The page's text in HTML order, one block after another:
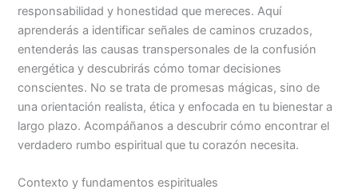
responsabilidad y honestidad que mereces. Aquí
aprenderás a identificar señales de caminos cruzados,
entenderás las causas transpersonales de la confusión
energética y descubrirás cómo tomar decisiones
conscientes. No se trata de promesas mágicas, sino de
una orientación realista, ética y enfocada en tu bienestar a
largo plazo. Acompáñanos a descubrir cómo encontrar el
verdadero rumbo espiritual que tu corazón necesita.
Contexto y fundamentos espirituales